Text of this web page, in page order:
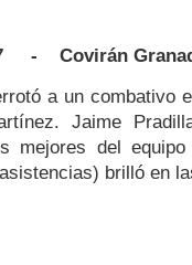
- Covirán
a un combativo
Jaime
mejores del
brilló en